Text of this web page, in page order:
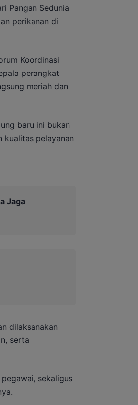
Pangan Sedunia
perikanan di
Koordinasi
perangkat
meriah dan
baru ini bukan
kualitas pelayanan
Jaga
dilaksanakan
serta
sekaligus